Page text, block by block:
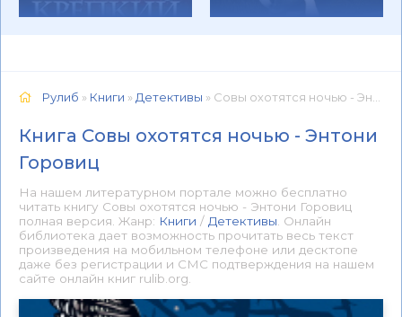
Рулиб » Книги » Детективы » Совы охотятся ночью - Энтони Горовиц 📕 - Книга онлайн бесплатно
Книга Совы охотятся ночью - Энтони
Горовиц
На нашем литературном портале можно бесплатно
читать книгу Совы охотятся ночью - Энтони Горовиц
полная версия. Жанр: Книги / Детективы . Онлайн
библиотека дает возможность прочитать весь текст
произведения на мобильном телефоне или десктопе
даже без регистрации и СМС подтверждения на нашем
сайте онлайн книг rulib.org.